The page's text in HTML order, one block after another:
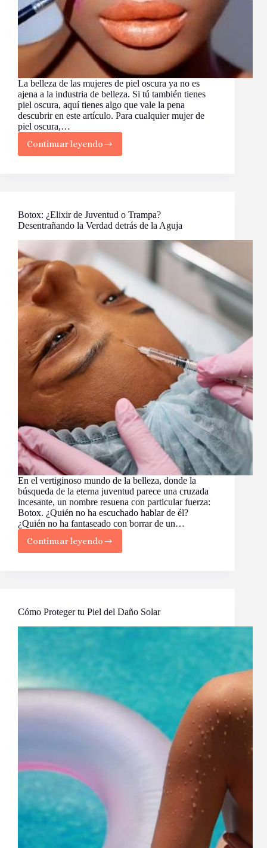
La belleza de las mujeres de piel oscura ya no es
ajena a la industria de belleza. Si tú también tienes
piel oscura, aquí tienes algo que vale la pena
descubrir en este artículo. Para cualquier mujer de
piel oscura,…
Continuar leyendo
Consejos
de
Botox: ¿Elixir de Juventud o Trampa?
Desentrañando la Verdad detrás de la Aguja
En el vertiginoso mundo de la belleza, donde la
búsqueda de la eterna juventud parece una cruzada
incesante, un nombre resuena con particular fuerza:
Botox. ¿Quién no ha escuchado hablar de él?
¿Quién no ha fantaseado con borrar de un…
Continuar leyendo
Botox:
¿Elixir
Desentrañando
la
Aguja
Cómo Proteger tu Piel del Daño Solar